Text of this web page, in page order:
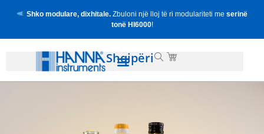
Shko modulare, dixhitale.Zbuloni një lloj të ri modulariteti me serinë
tonë HI6000!
Shqipëri